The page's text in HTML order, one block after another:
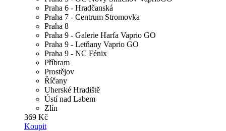
Praha 6 - Hradčanská
Praha 7 - Centrum Stromovka
Praha 8
Praha 9 - Galerie Harfa Vaprio GO
Praha 9 - Letňany Vaprio GO
Praha 9 - NC Fénix
Příbram
Prostějov
Říčany
Uherské Hradiště
Ústí nad Labem
Zlín
369 Kč
Koupit